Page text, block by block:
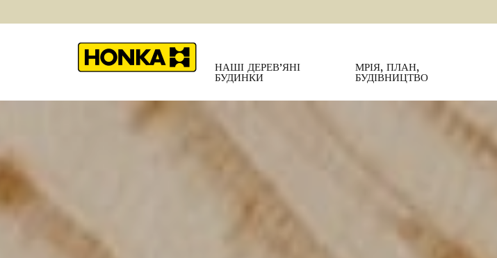
НАШІ ДЕРЕВ’ЯНІ
БУДИНКИ
МРІЯ, ПЛАН,
БУДІВНИЦТВО